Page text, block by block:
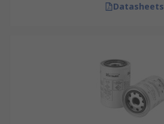
Datasheets